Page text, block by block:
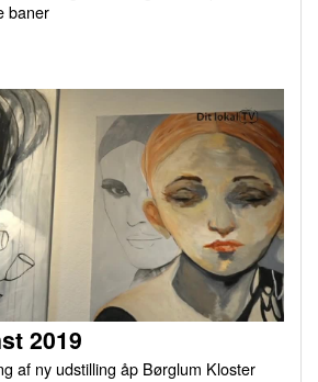
baner
2019
af ny udstilling åp Børglum Kloster